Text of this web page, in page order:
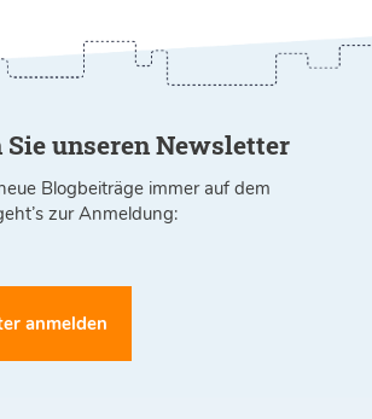
unseren Newsletter
Blogbeiträge immer auf dem
zur Anmeldung:
anmelden